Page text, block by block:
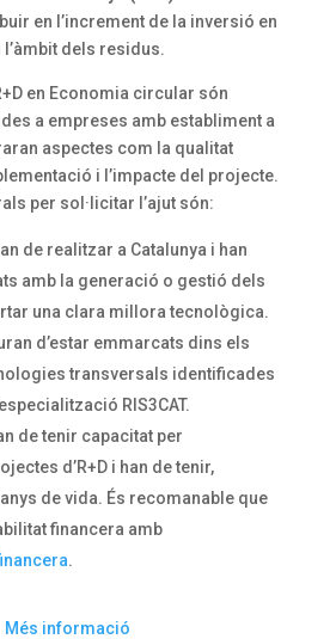
en l’increment de la inversió en
l’àmbit dels residus.
en Economia circular són
a empreses amb establiment a
aspectes com la qualitat
i l’impacte del projecte.
per sol·licitar l’ajut són:
de realitzar a Catalunya i han
amb la generació o gestió dels
una clara millora tecnològica.
d’estar emmarcats dins els
transversals identificades
RIS3CAT.
de tenir capacitat per
d’R+D i han de tenir,
de vida. És recomanable que
financera amb
.
Més informació